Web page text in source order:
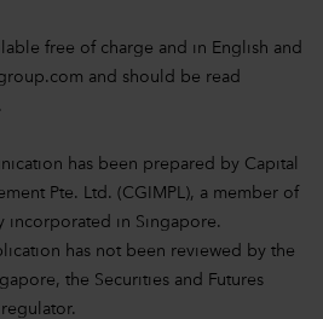
free of charge and in English and
and should be read
has been prepared by Capital
Pte. Ltd. (CGIMPL), a member of
incorporated in Singapore.
has not been reviewed by the
the Securities and Futures